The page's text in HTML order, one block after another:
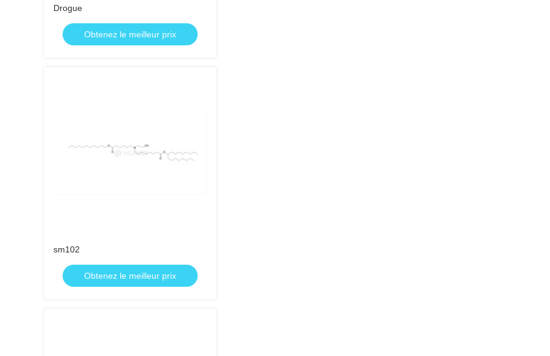
Drogue
Obtenez le meilleur prix
sm102
Obtenez le meilleur prix